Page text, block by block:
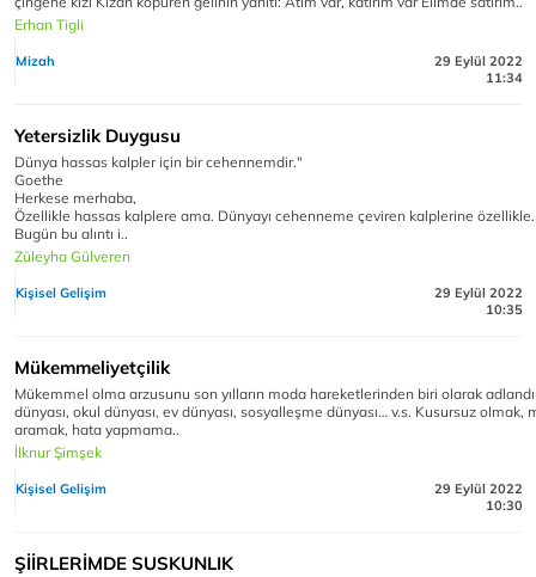
Erhan Tigli
Mizah
29 Eylül 2022
11:34
Yetersizlik Duygusu
Dünya hassas kalpler için bir cehennemdir."
Goethe
Herkese merhaba,
Özellikle hassas kalplere ama. Dünyayı cehenneme çeviren kalplerine özellikle.
Bugün bu alıntı i..
Züleyha Gülveren
Kişisel Gelişim
29 Eylül 2022
10:35
Mükemmeliyetçilik
Mükemmel olma arzusunu son yılların moda hareketlerinden biri olarak
dünyası, okul dünyası, ev dünyası, sosyalleşme dünyası… v.s. Kusursuz olmak,
aramak, hata yapmama..
İlknur Şimşek
Kişisel Gelişim
29 Eylül 2022
10:30
ŞİİRLERİMDE SUSKUNLIK